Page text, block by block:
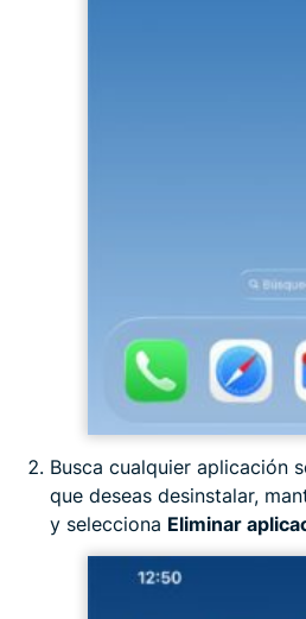
Busca cualquier aplicación
que deseas desinstalar,
y selecciona Eliminar